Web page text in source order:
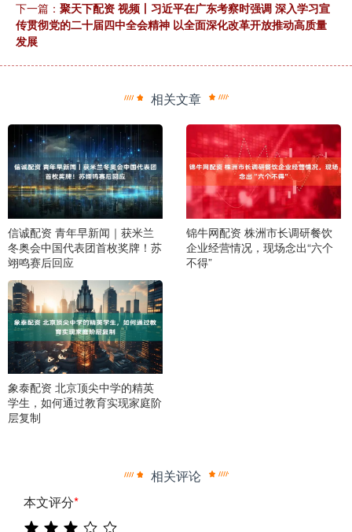
下一篇： 聚天下配资 视频丨习近平在广东考察时强调 深入学习宣
传贯彻党的二十届四中全会精神 以全面深化改革开放推动高质量
发展
相关文章
信诚配资 青年早新闻｜获米兰
冬奥会中国代表团首枚奖牌！苏
翊鸣赛后回应
锦牛网配资 株洲市长调研餐饮
企业经营情况，现场念出“六个
不得”
象泰配资 北京顶尖中学的精英
学生，如何通过教育实现家庭阶
层复制
相关评论
本文评分*